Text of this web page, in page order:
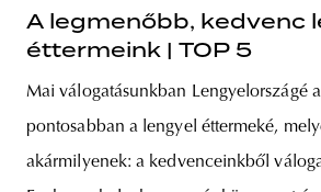
A legmenőbb, kedvenc
éttermeink | TOP 5
Mai válogatásunkban Lengyelországé
pontosabban a lengyel éttermeké,
akármilyenek: a kedvenceinkből